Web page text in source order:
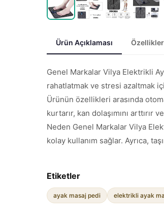
Ürün Açıklaması Özellikler
Genel Markalar Vilya Elektrikli
rahatlatmak ve stresi azaltmak
Ürünün özellikleri arasında
kurtarır, kan dolaşımını arttırır
Neden Genel Markalar Vilya
kolay kullanım sağlar. Ayrıca,
Etiketler
ayak masaj pedi elektrikli ayak